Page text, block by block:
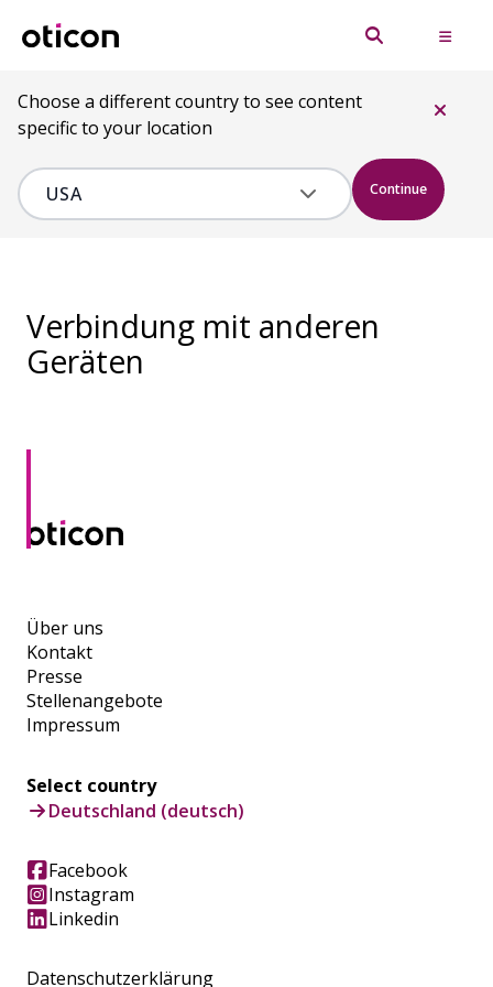
Choose a different country to see content
specific to your location
Continue
Verbindung mit anderen
Geräten
Über uns
Kontakt
Presse
Stellenangebote
Impressum
Datenschutzerklärung
Select country
Deutschland (deutsch)
Facebook
Instagram
Linkedin